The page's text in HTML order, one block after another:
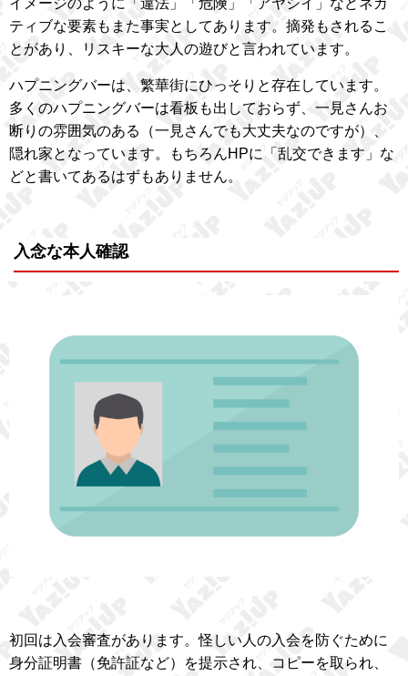
ティブな要素もまた事実としてあります。摘発もされるこ
とがあり、リスキーな大人の遊びと言われています。
ハプニングバーは、繁華街にひっそりと存在しています。
多くのハプニングバーは看板も出しておらず、一見さんお
断りの雰囲気のある（一見さんでも大丈夫なのですが）、
隠れ家となっています。もちろんHPに「乱交できます」な
どと書いてあるはずもありません。
入念な本人確認
初回は入会審査があります。怪しい人の入会を防ぐために
身分証明書（免許証など）を提示され、コピーを取られ、